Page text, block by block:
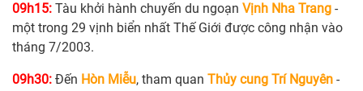
09h15: Tàu khởi hành chuyến du ngoạn Vịnh Nha Trang -
một trong 29 vịnh biển nhất Thế Giới được công nhận vào
tháng 7/2003.
09h30: Đến Hòn Miễu, tham quan Thủy cung Trí Nguyên -